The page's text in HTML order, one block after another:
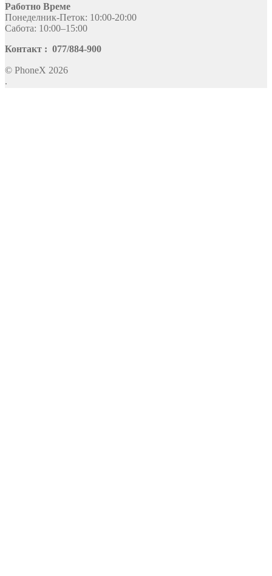
Работно Време
Понеделник-Петок: 10:00-20:00
Сабота: 10:00–15:00
Контакт : 077/884-900
© PhoneX 2026
.